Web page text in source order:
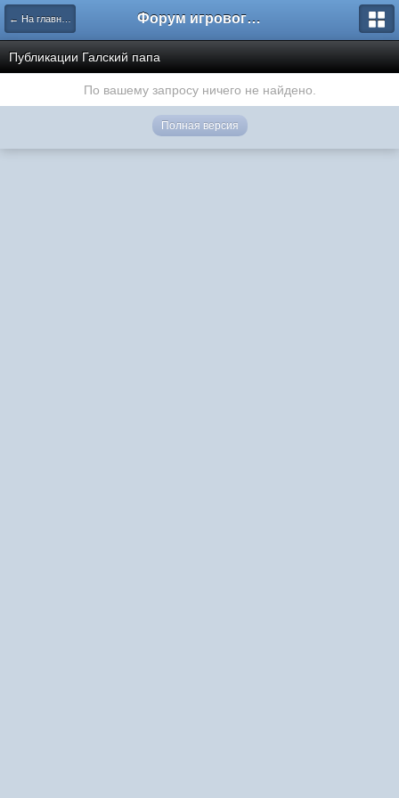
← На главную Форум игрового проекта Riverrise
Публикации Галский папа
По вашему запросу ничего не найдено.
Полная версия